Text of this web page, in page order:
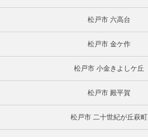
松戸市 六高台
松戸市 金ケ作
松戸市 小金きよしケ丘
松戸市 殿平賀
松戸市 二十世紀が丘萩町